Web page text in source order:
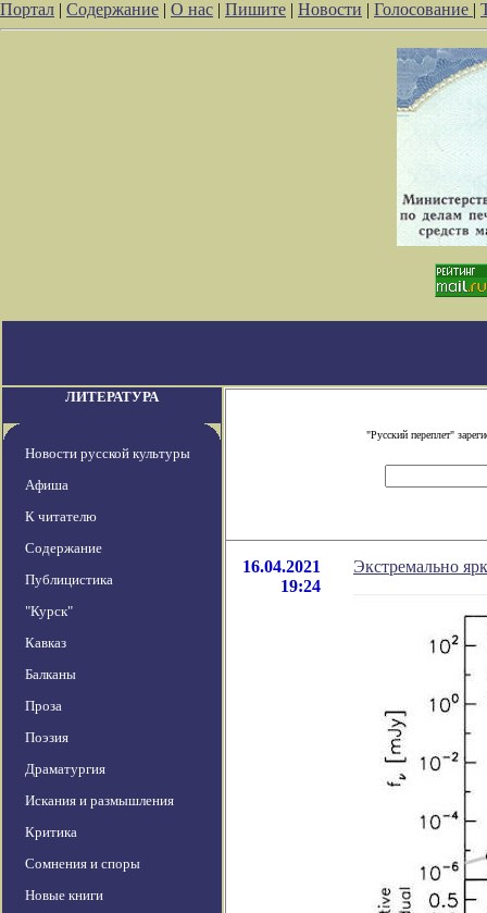
Портал | Содержание | О нас | Пишите | Новости | Голосование |
ЛИТЕРАТУРА
Новости русской культуры
Афиша
К читателю
Содержание
Публицистика
"Курск"
Кавказ
Балканы
Проза
Поэзия
Драматургия
Искания и размышления
Критика
Сомнения и споры
Новые книги
"Русский переплет"
16.04.2021
19:24
Экстремально